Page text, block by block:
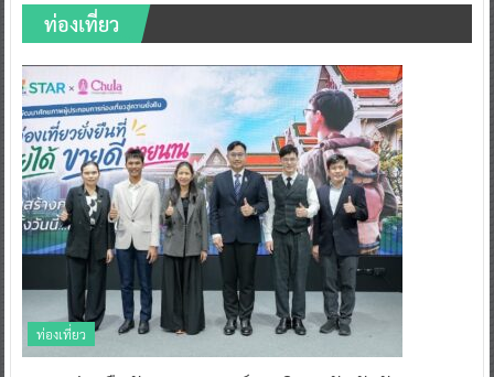
ท่องเที่ยว
ท่องเที่ยว